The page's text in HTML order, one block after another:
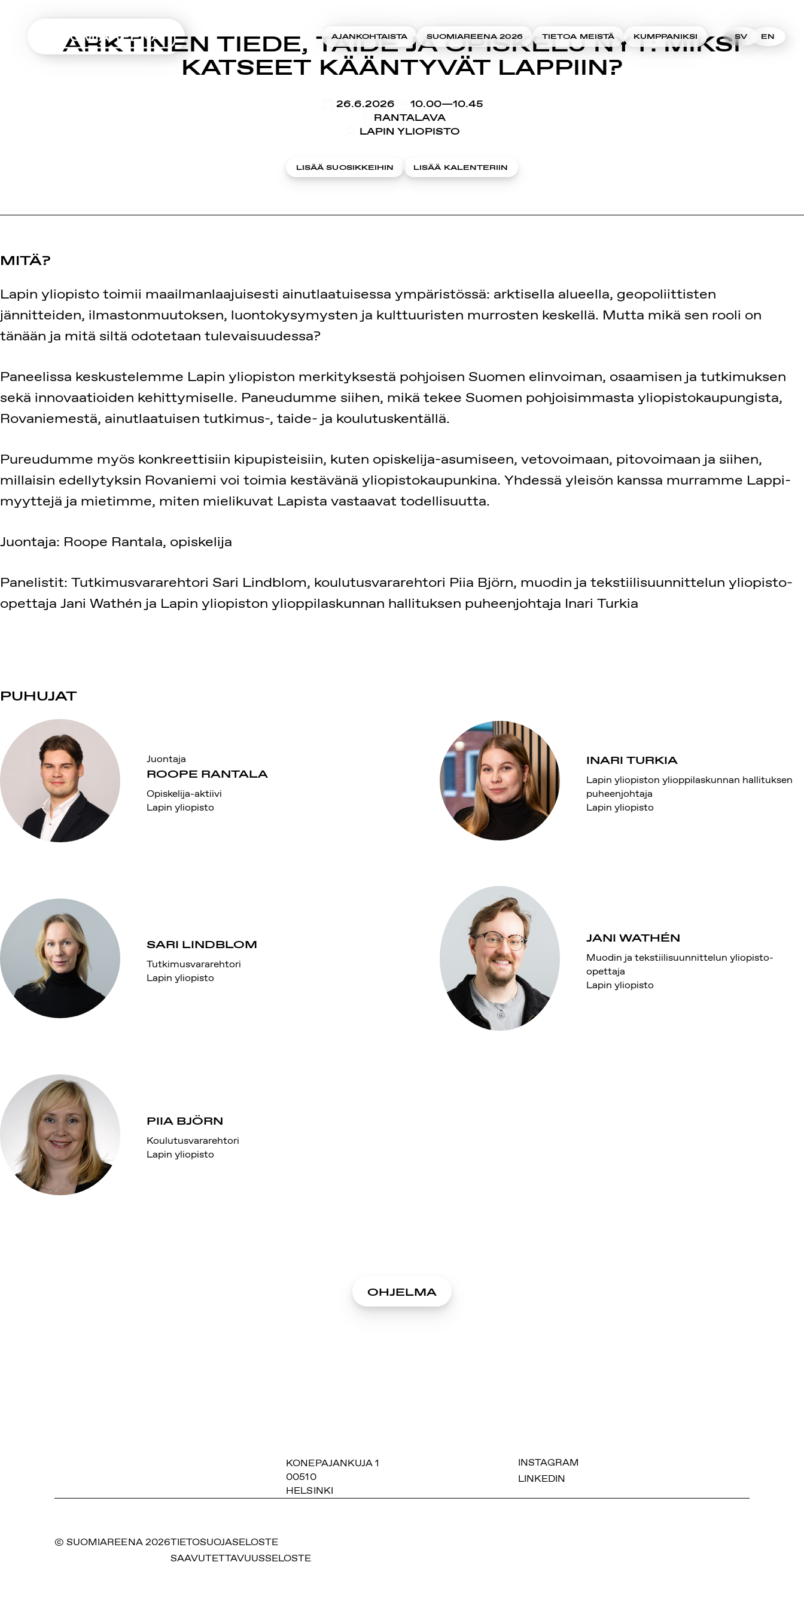
AJANKOHTAISTA
SUOMIAREENA 2026 TIETOA MEISTÄ KUMPPANIKSI SV EN
ARKTINEN TIEDE, TAIDE JA OPISKELU NYT: MIKSI
KATSEET KÄÄNTYVÄT LAPPIIN?
26.6.2026
KLO
10.00—10.45
RANTALAVA
LAPIN YLIOPISTO
LISÄÄ SUOSIKKEIHIN LISÄÄ KALENTERIIN
MITÄ?
Lapin yliopisto toimii maailmanlaajuisesti ainutlaatuisessa ympäristössä: arktisella alueella, geopoliittisten
jännitteiden, ilmastonmuutoksen, luontokysymysten ja kulttuuristen murrosten keskellä. Mutta mikä sen rooli on
tänään ja mitä siltä odotetaan tulevaisuudessa?
Paneelissa keskustelemme Lapin yliopiston merkityksestä pohjoisen Suomen elinvoiman, osaamisen ja tutkimuksen
sekä innovaatioiden kehittymiselle. Paneudumme siihen, mikä tekee Suomen pohjoisimmasta yliopistokaupungista,
Rovaniemestä, ainutlaatuisen tutkimus-, taide- ja koulutuskentällä.
Pureudumme myös konkreettisiin kipupisteisiin, kuten opiskelija-asumiseen, vetovoimaan, pitovoimaan ja siihen,
millaisin edellytyksin Rovaniemi voi toimia kestävänä yliopistokaupunkina. Yhdessä yleisön kanssa murramme Lappi-
myyttejä ja mietimme, miten mielikuvat Lapista vastaavat todellisuutta.
Juontaja: Roope Rantala, opiskelija
Panelistit: Tutkimusvararehtori Sari Lindblom, koulutusvararehtori Piia Björn, muodin ja tekstiilisuunnittelun yliopisto-
opettaja Jani Wathén ja Lapin yliopiston ylioppilaskunnan hallituksen puheenjohtaja Inari Turkia
PUHUJAT
ROOPE RANTALA
Juontaja
Opiskelija-aktiivi
Lapin yliopisto
INARI TURKIA
Lapin yliopiston ylioppilaskunnan hallituksen
puheenjohtaja
Lapin yliopisto
SARI LINDBLOM
Tutkimusvararehtori
Lapin yliopisto
JANI WATHÉN
Muodin ja tekstiilisuunnittelun yliopisto-
opettaja
Lapin yliopisto
PIIA BJÖRN
Koulutusvararehtori
Lapin yliopisto
OHJELMA
SUOMIAREENA
KONEPAJANKUJA 1
00510
HELSINKI
INSTAGRAM
LINKEDIN
© SUOMIAREENA 2026TIETOSUOJASELOSTE
SAAVUTETTAVUUSSELOSTE